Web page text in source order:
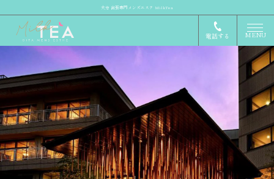
大分 出張専門メンズエステ MilkTea
電話する MENU